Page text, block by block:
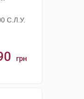
С.Л.У.
грн